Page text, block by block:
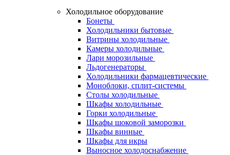
Холодильное оборудование
Бонеты
Холодильники бытовые
Витрины холодильные
Камеры холодильные
Лари морозильные
Льдогенераторы
Холодильники фармацевтические
Моноблоки, сплит-системы
Столы холодильные
Шкафы холодильные
Горки холодильные
Шкафы шоковой заморозки
Шкафы винные
Шкафы для икры
Выносное холодоснабжение